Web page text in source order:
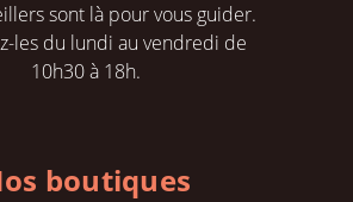
sont là pour vous guider.
les du lundi au vendredi de
10h30 à 18h.
boutiques